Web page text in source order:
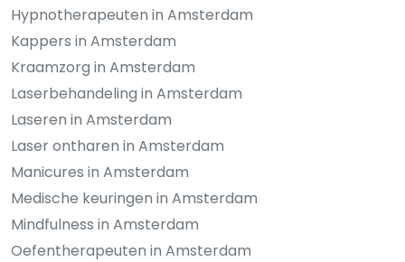
Hypnotherapeuten in Amsterdam
Kappers in Amsterdam
Kraamzorg in Amsterdam
Laserbehandeling in Amsterdam
Laseren in Amsterdam
Laser ontharen in Amsterdam
Manicures in Amsterdam
Medische keuringen in Amsterdam
Mindfulness in Amsterdam
Oefentherapeuten in Amsterdam